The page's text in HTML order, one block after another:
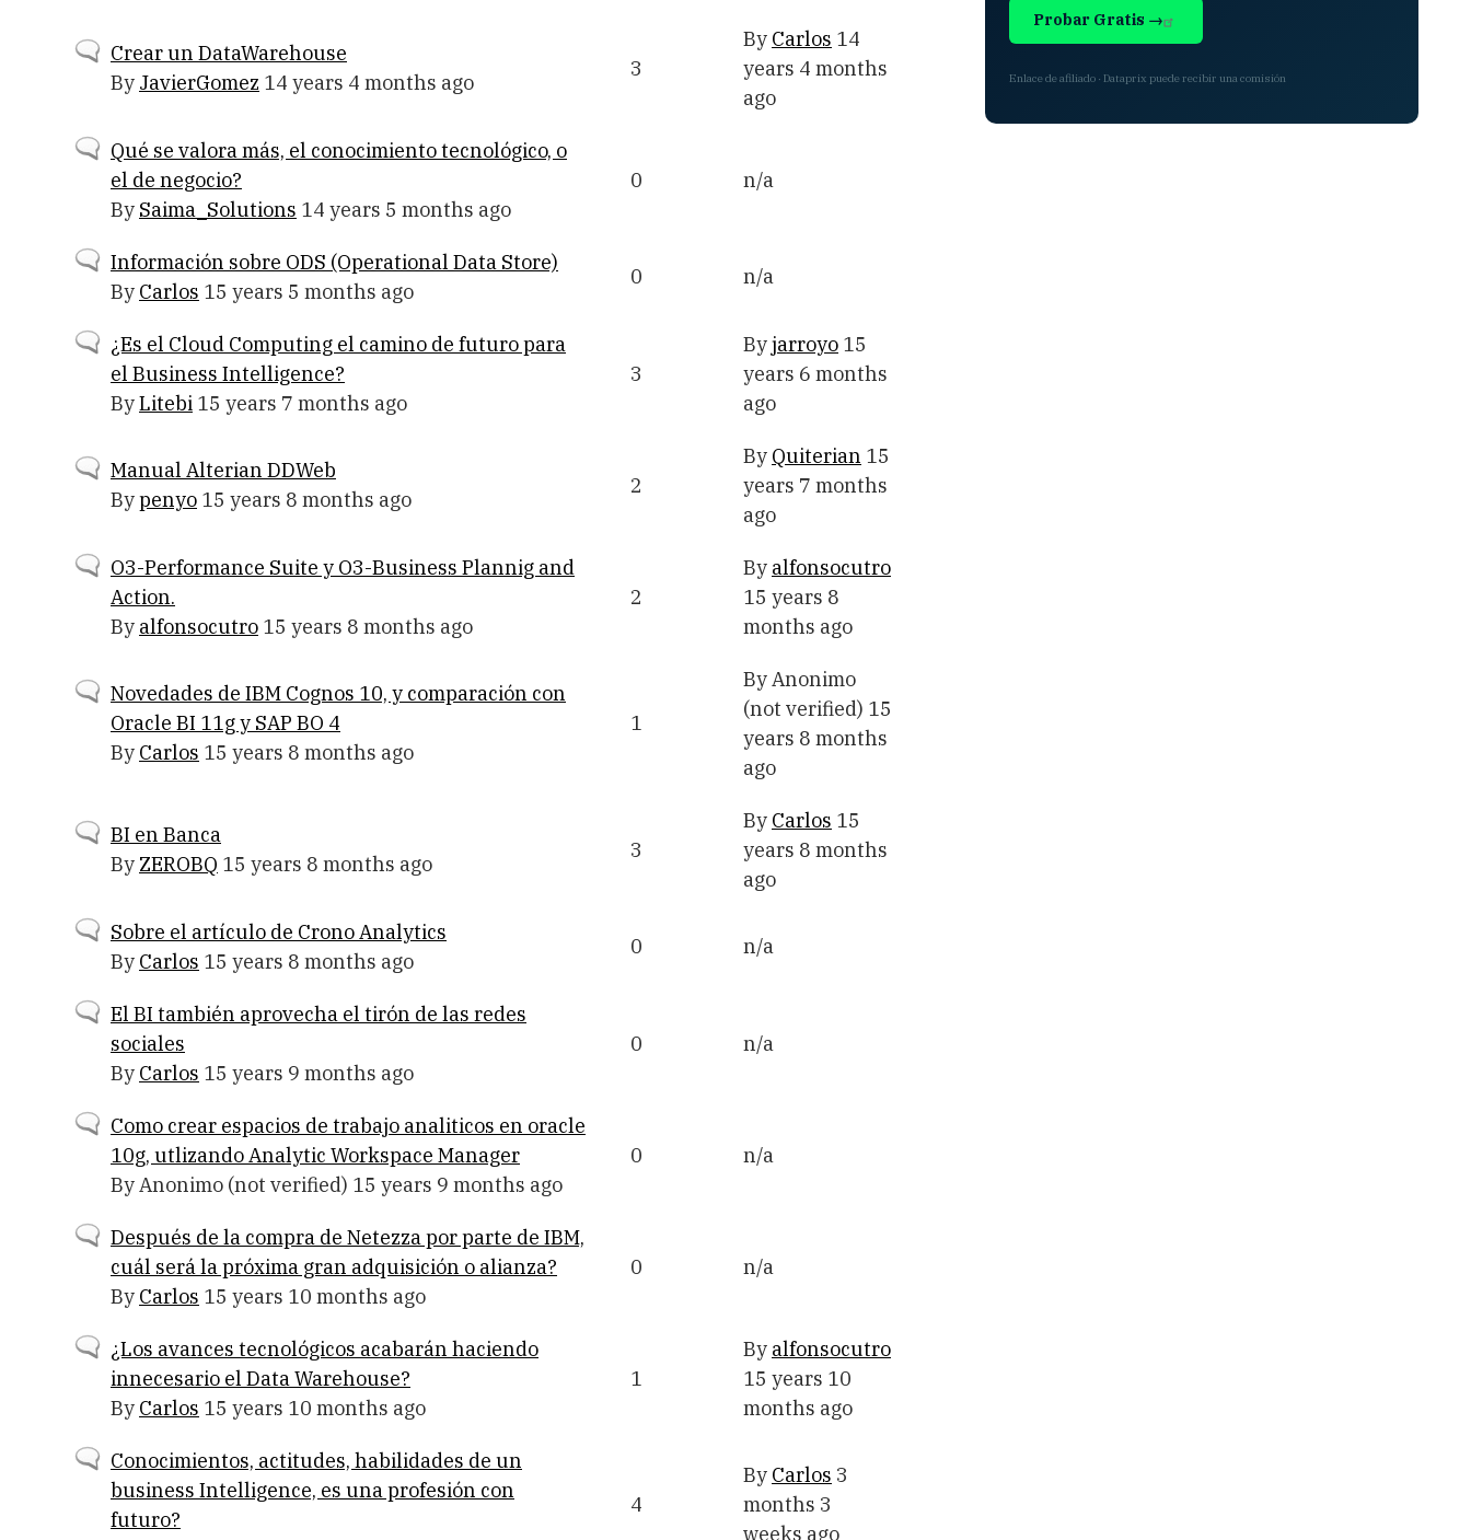
Normal
topic
Crear un DataWarehouse
By JavierGomez 14 years 4 months ago
3
By Carlos 14
years 4 months
ago
Normal
topic
Qué se valora más, el conocimiento tecnológico, o
el de negocio?
By Saima_Solutions 14 years 5 months ago
0 n/a
Normal
topic
Información sobre ODS (Operational Data Store)
By Carlos 15 years 5 months ago
0 n/a
Normal
topic
¿Es el Cloud Computing el camino de futuro para
el Business Intelligence?
ByLitebi 15 years 7 months ago
3
Byjarroyo 15
years 6 months
ago
Normal
topic
Manual Alterian DDWeb
Bypenyo 15 years 8 months ago
2
By Quiterian 15
years 7 months
ago
Normal
topic
O3-Performance Suite y O3-Business Plannig and
Action.
By alfonsocutro 15 years 8 months ago
2
By alfonsocutro
15 years 8
months ago
Normal
topic
Novedades de IBM Cognos 10, y comparación con
Oracle BI 11g y SAP BO 4
By Carlos 15 years 8 months ago
1
ByAnonimo
(not verified) 15
years 8 months
ago
Normal
topic
BI en Banca
By ZEROBQ 15 years 8 months ago
3
By Carlos 15
years 8 months
ago
Normal
topic
Sobre el artículo de Crono Analytics
By Carlos 15 years 8 months ago
0 n/a
Normal
topic
El BI también aprovecha el tirón de las redes
sociales
By Carlos 15 years 9 months ago
0 n/a
Normal
topic
Como crear espacios de trabajo analiticos en oracle
10g, utlizando Analytic Workspace Manager
ByAnonimo (not verified) 15 years 9 months ago
0 n/a
Normal
topic
Después de la compra de Netezza por parte de IBM,
cuál será la próxima gran adquisición o alianza?
By Carlos 15 years 10 months ago
0 n/a
Normal
topic
¿Los avances tecnológicos acabarán haciendo
innecesario el Data Warehouse?
By Carlos 15 years 10 months ago
1
By alfonsocutro
15 years 10
months ago
Normal
topic
Conocimientos, actitudes, habilidades de un
business Intelligence, es una profesión con
futuro?
4
By Carlos 3
months 3
weeks ago
Probar Gratis →
Enlace de afiliado · Dataprix puede recibir una comisión